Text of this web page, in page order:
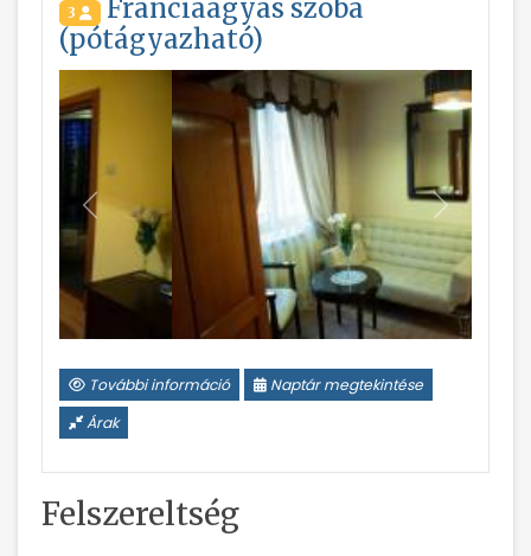
3
Franciaágyas szoba
(pótágyazható)
Vissza
További információ
Naptár megtekintése
Árak
Felszereltség